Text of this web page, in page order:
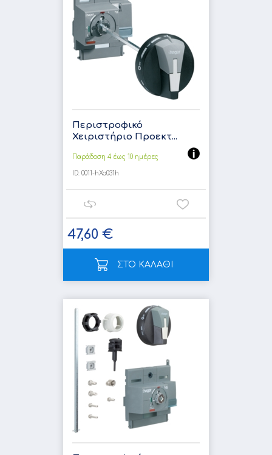
Περιστροφικό
Χειριστήριο Προεκτ...
Παράδοση 4 έως 10 ημέρες
ID: 0011-hXa031h
47,60 €
ΣΤΟ ΚΑΛΑΘΙ